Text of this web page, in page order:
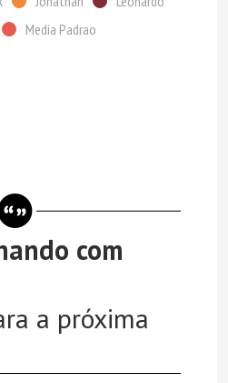
Media Padrao
com
a próxima